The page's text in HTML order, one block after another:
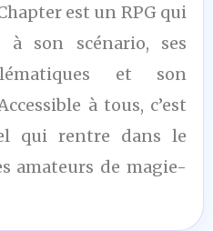
est un RPG qui
à son scénario, ses
et son
à tous, c’est
qui rentre dans le
amateurs de magie-